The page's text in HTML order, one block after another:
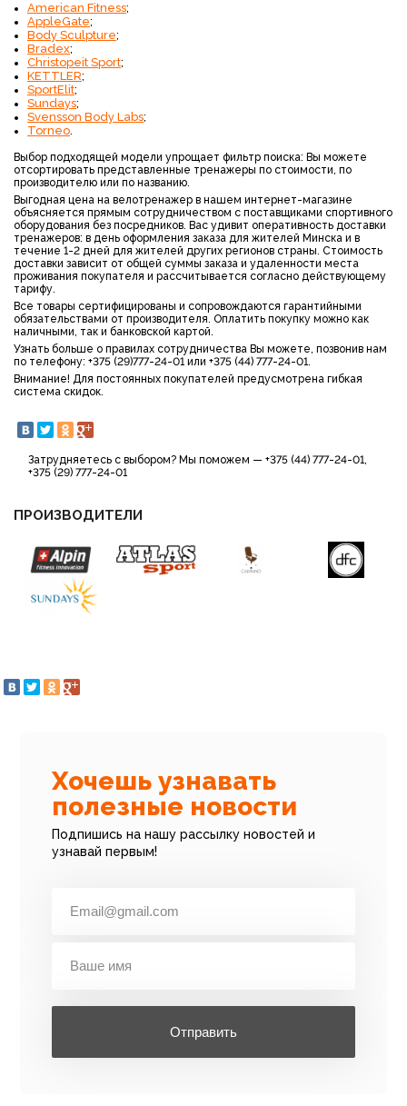
American Fitness;
AppleGate;
Body Sculpture;
Bradex;
Christopeit Sport;
KETTLER;
SportElit;
Sundays;
Svensson Body Labs;
Torneo.
Выбор подходящей модели упрощает фильтр поиска: Вы можете
отсортировать представленные тренажеры по стоимости, по
производителю или по названию.
Выгодная цена на велотренажер в нашем интернет-магазине
объясняется прямым сотрудничеством с поставщиками спортивного
оборудования без посредников. Вас удивит оперативность доставки
тренажеров: в день оформления заказа для жителей Минска и в
течение 1-2 дней для жителей других регионов страны. Стоимость
доставки зависит от общей суммы заказа и удаленности места
проживания покупателя и рассчитывается согласно действующему
тарифу.
Все товары сертифицированы и сопровождаются гарантийными
обязательствами от производителя. Оплатить покупку можно как
наличными, так и банковской картой.
Узнать больше о правилах сотрудничества Вы можете, позвонив нам
по телефону: +375 (29)777-24-01 или +375 (44) 777-24-01.
Внимание! Для постоянных покупателей предусмотрена гибкая
система скидок.
Затрудняетесь с выбором? Мы поможем — +375 (44) 777-24-01,
+375 (29) 777-24-01
ПРОИЗВОДИТЕЛИ
Хочешь узнавать
полезные новости
Подпишись на нашу рассылку новостей и
узнавай первым!
Отправить